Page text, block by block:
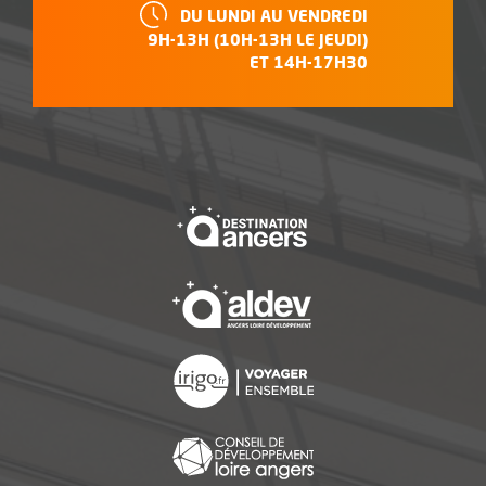
HORAIRES :
DU LUNDI AU VENDREDI
9H-13H (10H-13H LE JEUDI)
ET 14H-17H30